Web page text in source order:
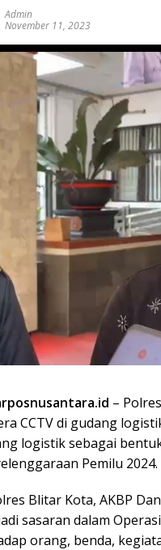
Admin
November 11, 2023
–
CCTV di gudang
logistik sebagai
Pemilu 2024.
Blitar Kota, AKBP
sasaran dalam
orang, benda,